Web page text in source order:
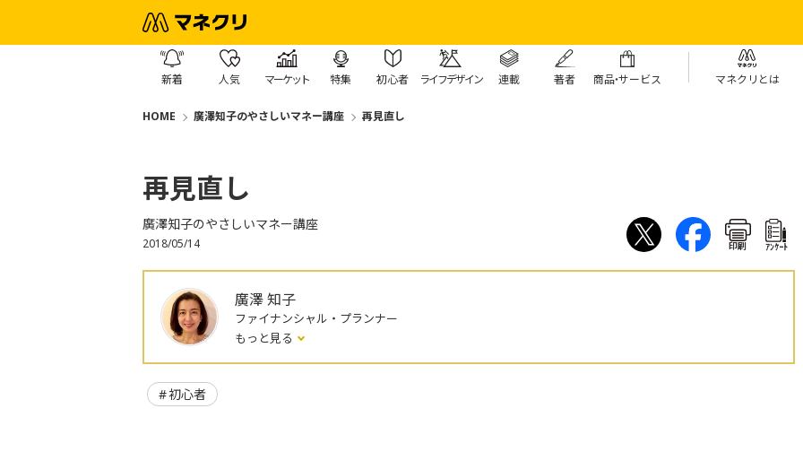
新着 人気 マーケット 特集 初心者 ライフデザイン 連載 著者 商品・サービス マネクリとは
HOME 廣澤知子のやさしいマネー講座 再見直し
再見直し
廣澤知子のやさしいマネー講座
2018/05/14 印刷 ｱﾝｹｰﾄ
廣澤 知子
ファイナンシャル・プランナー
もっと見る
初心者